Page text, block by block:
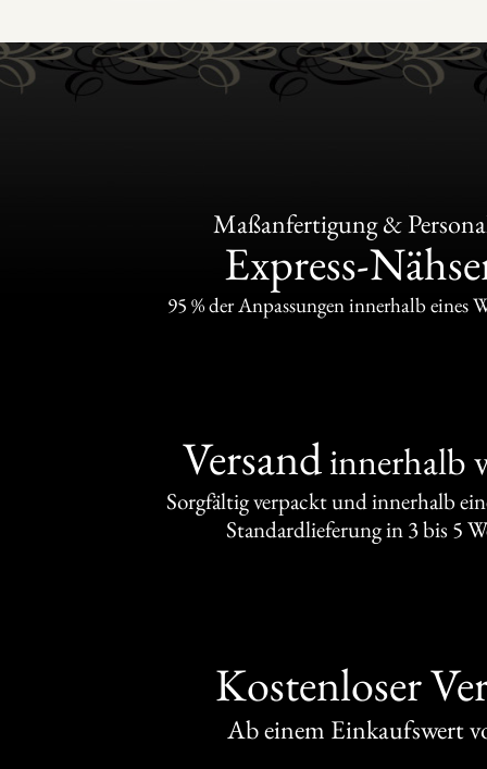
Maßanfertigung &
Express-
95 % der Anpassungen innerhalb eines
Versandinnerhalb
Sorgfältig verpackt und innerhalb
Standardlieferung in 3 bis 5
Kostenloser
Ab einem Einkaufswert